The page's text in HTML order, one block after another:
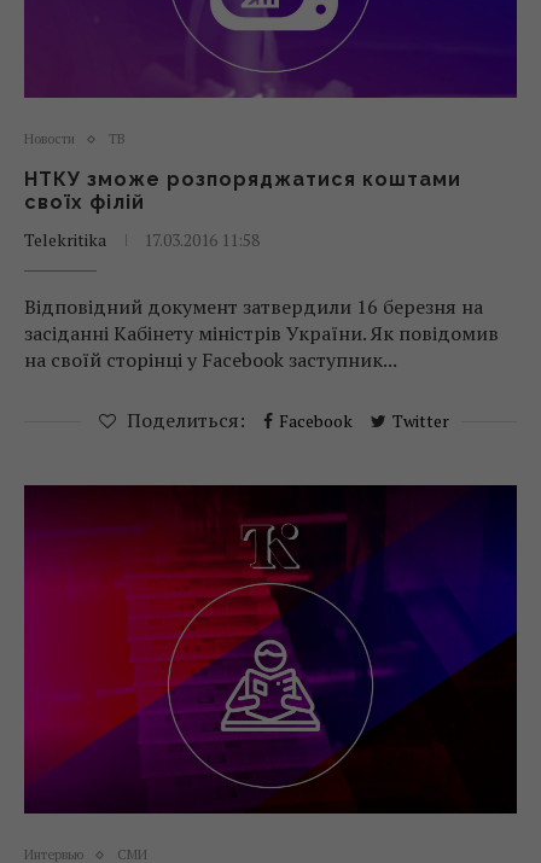
Новости ТВ
НТКУ зможе розпоряджатися коштами
своїх філій
Telekritika
17.03.2016 11:58
Відповідний документ затвердили 16 березня на
засіданні Кабінету міністрів України. Як повідомив
на своїй сторінці у Facebook заступник...
Поделиться: Facebook Twitter
Интервью СМИ